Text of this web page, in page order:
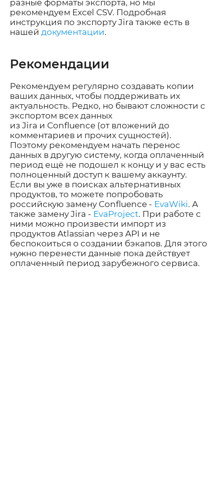
разные форматы экспорта, но мы
рекомендуем Excel CSV. Подробная
инструкция по экспортуJira также есть в
нашей документации.
Рекомендации
Рекомендуем регулярно создавать копии
ваших данных, чтобы поддерживать их
актуальность. Редко, но бывают сложности с
экспортом всех данных
из Jira и Confluence (от вложений до
комментариев и прочих сущностей).
Поэтому рекомендуем начать перенос
данных в другую систему, когда оплаченный
период ещё не подошел к концу и у вас есть
полноценный доступ к вашему аккаунту.
Если вы уже в поисках альтернативных
продуктов, то можете попробовать
российскую замену Confluence - EvaWiki. А
также замену Jira - EvaProject. При работе с
ними можно произвести импорт из
продуктов Atlassian через API и не
беспокоиться о создании бэкапов. Для этого
нужно перенести данные пока действует
оплаченный период зарубежного сервиса.